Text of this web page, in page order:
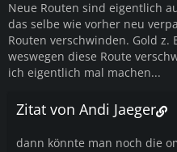
Neue Routen sind eigentlich
das selbe wie vorher neu
Routen verschwinden. Gold
weswegen diese Route
ich eigentlich mal machen...
Zitat von Andi Jaeger
dann könnte man noch die